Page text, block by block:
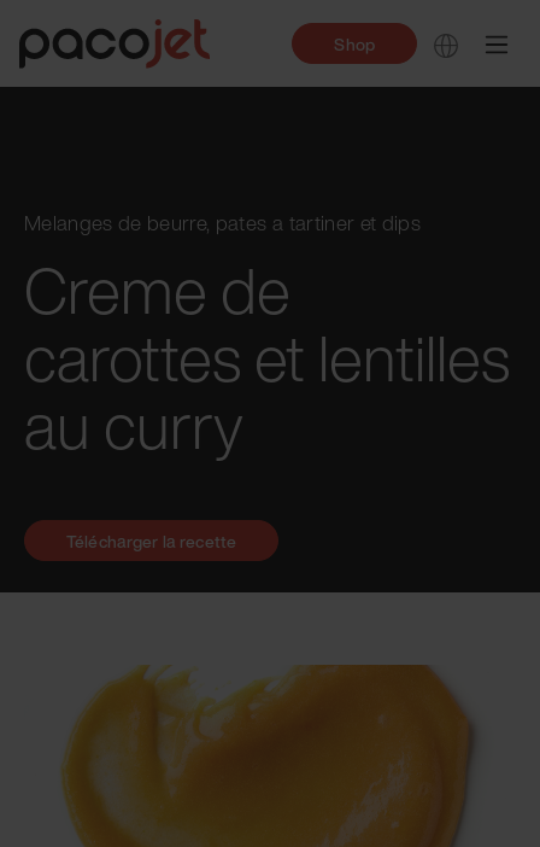
Shop
Melanges de beurre, pates a tartiner et dips
Creme de
carottes et lentilles
au curry
Télécharger la recette